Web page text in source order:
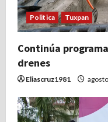
n
t
r
a
d
Politica Tuxpan
Continúa
drenes
Eliascruz1981